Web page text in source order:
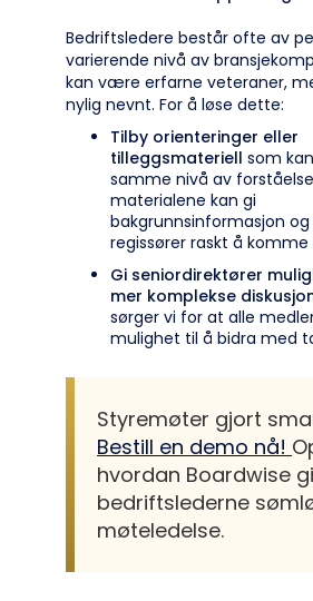
Bedriftsledere består ofte av
varierende nivå av
kan være erfarne veteraner,
nylig nevnt. For å løse dette:
Tilby orienteringer eller
tilleggsmateriell som
samme nivå av
materialene kan gi
bakgrunnsinformasjon
regissører raskt å komme
Gi seniordirektører
mer komplekse
sørger vi for at alle
mulighet til å bidra med
Styremøter gjort
Bestill en demo nå!
hvordan Boardwise
bedriftslederne
møteledelse.